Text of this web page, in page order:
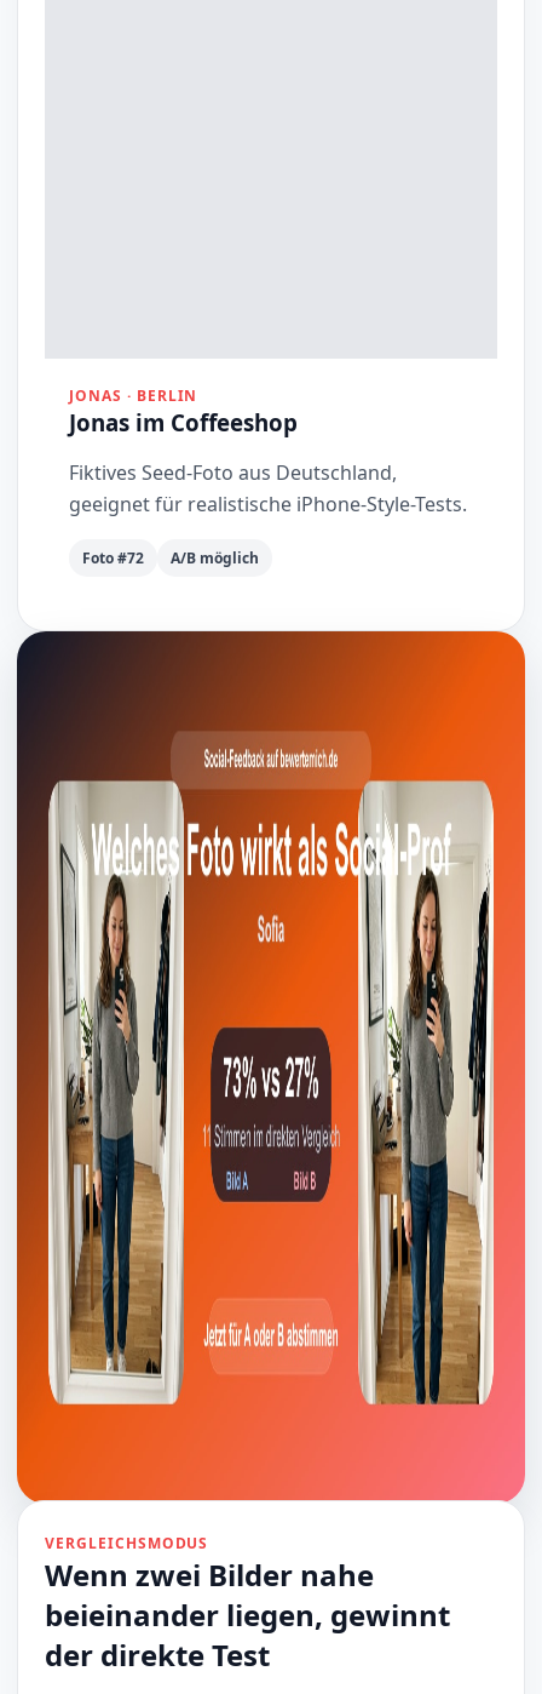
JONAS · BERLIN
Jonas im Coffeeshop
Fiktives Seed-Foto aus Deutschland,
geeignet für realistische iPhone-Style-Tests.
Foto #72 A/B möglich
VERGLEICHSMODUS
Wenn zwei Bilder nahe
beieinander liegen, gewinnt
der direkte Test